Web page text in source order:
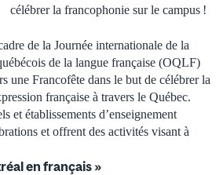
célébrer la francophonie sur le campus !
de la Journée internationale de la
de la langue française (OQLF)
une Francofête dans le but de célébrer la
française à travers le Québec.
et établissements d’enseignement
et offrent des activités visant à
en français »